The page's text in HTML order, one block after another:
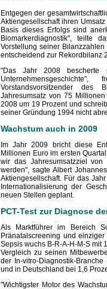
Entgegen der
Aktiengesellschaft ihren
Basis dieses Erfolgs sind
Biomarkerdiagnostik", teilte
Vorstellung seiner
entscheidend zur Rekordbilanz
"Das Jahr 2008 bescherte
Vorstandsvorsitzender des
Jahresumsatz von 75
2008 um 19 Prozent und
seiner Gründung 1994 nicht
Wachstum auch in 2009
Im Jahr 2009 bricht diese
Millionen Euro im ersten
wir das Jahresumsatzziel
werden", sagte Albert
Aktiengesellschaft. Für das
Internationalisierung der
neuen Stellen geplant.
PCT-Test zur Diagnose
Als Marktführer im Bereich
Pränatalscreening und
Sepsis wuchs B-R-A-H-M-S mit
Vergleich zu seinen
der In-vitro-Diagnostik-
und in Deutschland bei 1,6
"Wichtigster Motor des